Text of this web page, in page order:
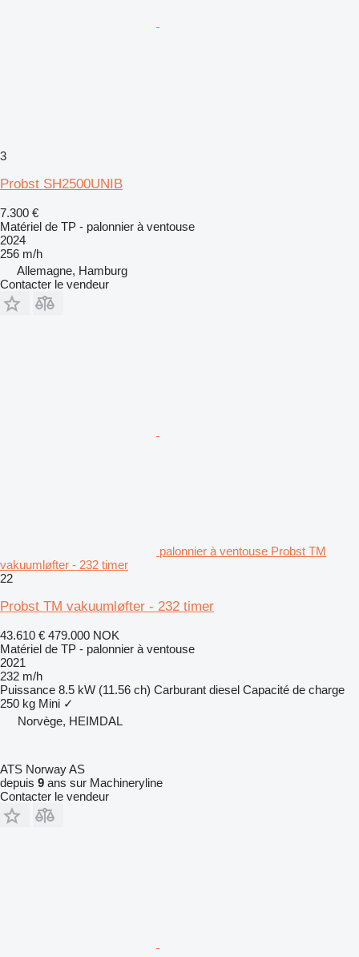
3
Probst SH2500UNIB
7.300 €
Matériel de TP - palonnier à ventouse
2024
256 m/h
Allemagne, Hamburg
Contacter le vendeur
palonnier à ventouse Probst TM
vakuumløfter - 232 timer
22
Probst TM vakuumløfter - 232 timer
43.610 € 479.000 NOK
Matériel de TP - palonnier à ventouse
2021
232 m/h
Puissance 8.5 kW (11.56 ch) Carburant diesel Capacité de charge
250 kg Mini ✓
Norvège, HEIMDAL
ATS Norway AS
depuis 9 ans sur Machineryline
Contacter le vendeur